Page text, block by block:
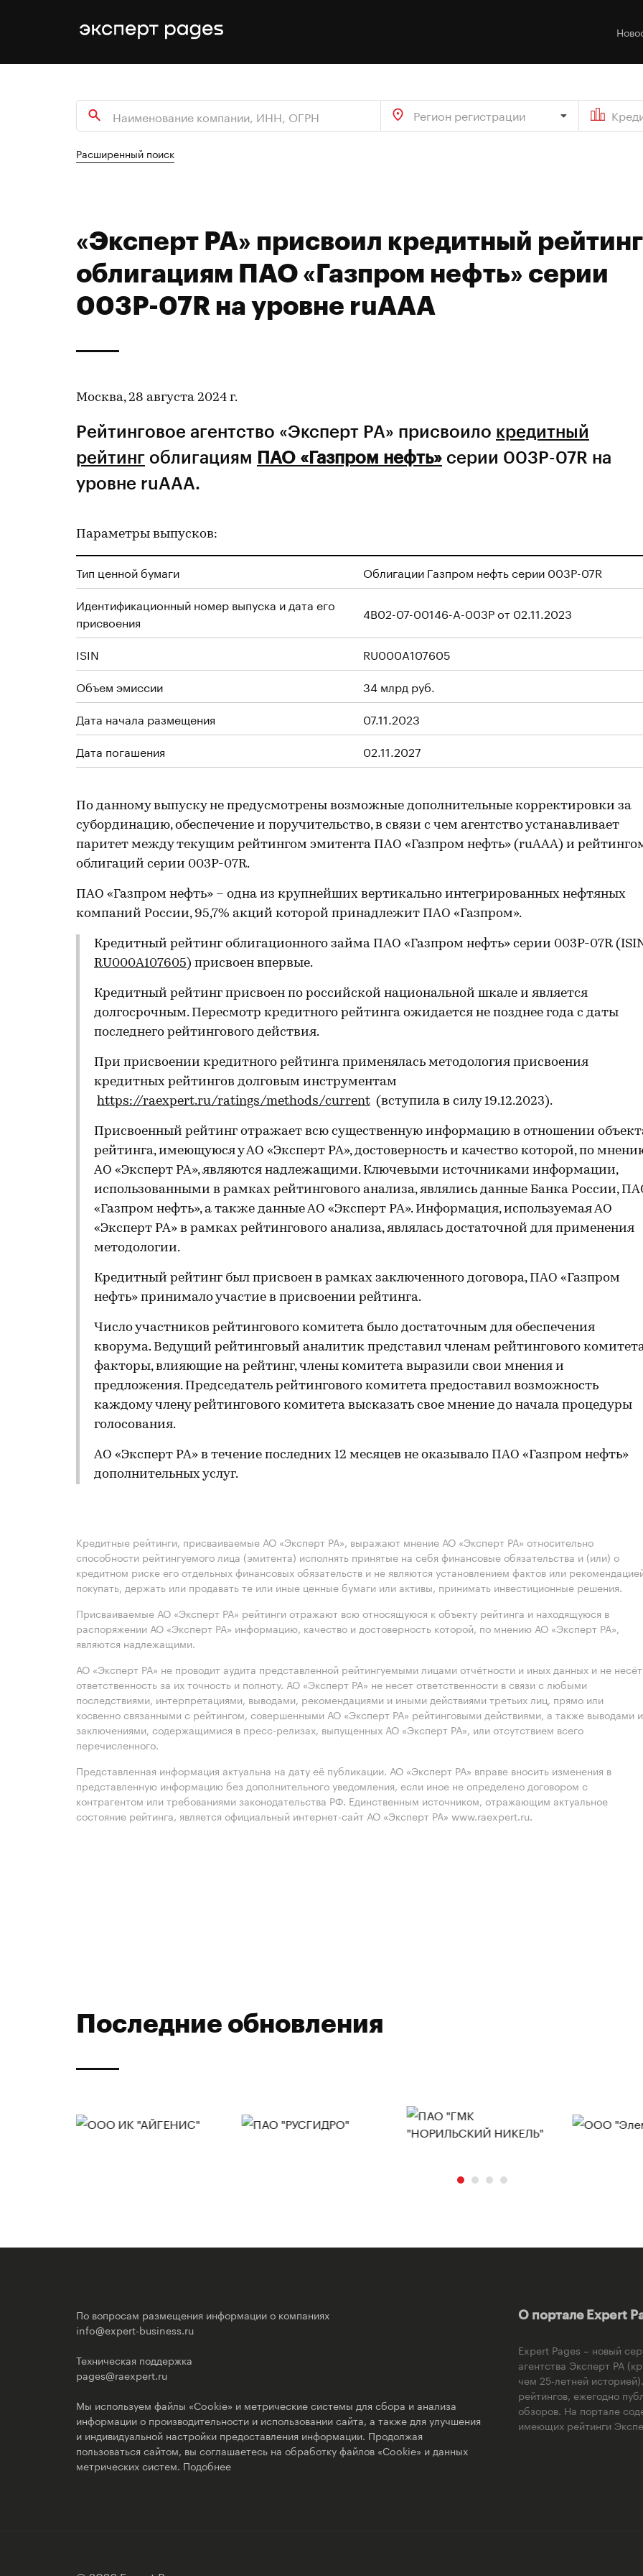
Регион регистрации
Расширенный поиск
«Эксперт РА» присвоил кредитный рейтинг
облигациям ПАО «Газпром нефть» серии
003Р-07R на уровне ruAAA
Москва, 28 августа 2024 г.
Рейтинговое агентство «Эксперт РА» присвоило кредитный
рейтинг облигациям ПАО «Газпром нефть» серии 003Р-07R на
уровне ruAAA.
Параметры выпусков:
Тип ценной бумаги
Облигации Газпром нефть серии 003Р-07R
Идентификационный номер выпуска и дата его
присвоения
4B02-07-00146-A-003P от 02.11.2023
ISIN
RU000A107605
Объем эмиссии
34 млрд руб.
Дата начала размещения
07.11.2023
Дата погашения
02.11.2027
По данному выпуску не предусмотрены возможные дополнительные корректировки за
субординацию, обеспечение и поручительство, в связи с чем агентство устанавливает
паритет между текущим рейтингом эмитента ПАО «Газпром нефть» (ruAAA) и
облигаций серии 003Р-07R.
ПАО «Газпром нефть» – одна из крупнейших вертикально интегрированных нефтяных
компаний России, 95,7% акций которой принадлежит ПАО «Газпром».
Кредитный рейтинг облигационного займа ПАО «Газпром нефть» серии 003Р-07R
RU000A107605) присвоен впервые.
Кредитный рейтинг присвоен по российской национальной шкале и является
долгосрочным. Пересмотр кредитного рейтинга ожидается не позднее года с даты
последнего рейтингового действия.
При присвоении кредитного рейтинга применялась методология присвоения
кредитных рейтингов долговым инструментам
https://raexpert.ru/ratings/methods/current (вступила в силу 19.12.2023).
Присвоенный рейтинг отражает всю существенную информацию в отношении
рейтинга, имеющуюся у АО «Эксперт РА», достоверность и качество которой, по
АО «Эксперт РА», являются надлежащими. Ключевыми источниками информации,
использованными в рамках рейтингового анализа, являлись данные Банка России,
«Газпром нефть», а также данные АО «Эксперт РА». Информация, используемая АО
«Эксперт РА» в рамках рейтингового анализа, являлась достаточной для применения
методологии.
Кредитный рейтинг был присвоен в рамках заключенного договора, ПАО «Газпром
нефть» принимало участие в присвоении рейтинга.
Число участников рейтингового комитета было достаточным для обеспечения
кворума. Ведущий рейтинговый аналитик представил членам рейтингового
факторы, влияющие на рейтинг, члены комитета выразили свои мнения и
предложения. Председатель рейтингового комитета предоставил возможность
каждому члену рейтингового комитета высказать свое мнение до начала процедуры
голосования.
АО «Эксперт РА» в течение последних 12 месяцев не оказывало ПАО «Газпром нефть»
дополнительных услуг.
Кредитные рейтинги, присваиваемые АО «Эксперт РА», выражают мнение АО «Эксперт РА» относительно
способности рейтингуемого лица (эмитента) исполнять принятые на себя финансовые обязательства и (или) о
кредитном риске его отдельных финансовых обязательств и не являются установлением фактов или
покупать, держать или продавать те или иные ценные бумаги или активы, принимать инвестиционные решения.
Присваиваемые АО «Эксперт РА» рейтинги отражают всю относящуюся к объекту рейтинга и находящуюся в
распоряжении АО «Эксперт РА» информацию, качество и достоверность которой, по мнению АО «Эксперт РА»,
являются надлежащими.
АО «Эксперт РА» не проводит аудита представленной рейтингуемыми лицами отчётности и иных данных и не несёт
ответственность за их точность и полноту. АО «Эксперт РА» не несет ответственности в связи с любыми
последствиями, интерпретациями, выводами, рекомендациями и иными действиями третьих лиц, прямо или
косвенно связанными с рейтингом, совершенными АО «Эксперт РА» рейтинговыми действиями, а также выводами и
заключениями, содержащимися в пресс-релизах, выпущенных АО «Эксперт РА», или отсутствием всего
перечисленного.
Представленная информация актуальна на дату её публикации. АО «Эксперт РА» вправе вносить изменения в
представленную информацию без дополнительного уведомления, если иное не определено договором с
контрагентом или требованиями законодательства РФ. Единственным источником, отражающим актуальное
состояние рейтинга, является официальный интернет-сайт АО «Эксперт РА» www.raexpert.ru.
Последние обновления
По вопросам размещения информации о компаниях
info@expert-business.ru
Техническая поддержка
pages@raexpert.ru
Мы используем файлы «Cookie» и метрические системы для сбора и анализа
информации о производительности и использовании сайта, а также для улучшения
и индивидуальной настройки предоставления информации. Продолжая
пользоваться сайтом, вы соглашаетесь на обработку файлов «Cookie» и данных
метрических систем. Подобнее
О портале Expert
Expert Pages – новый
агентства Эксперт РА
чем 25-летней
рейтингов, ежегодно
обзоров. На портале
имеющих рейтинги